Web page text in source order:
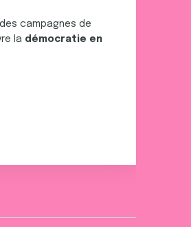
campagnes de
la démocratie en